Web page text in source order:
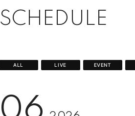
SCHEDULE
ALL LIVE EVENT